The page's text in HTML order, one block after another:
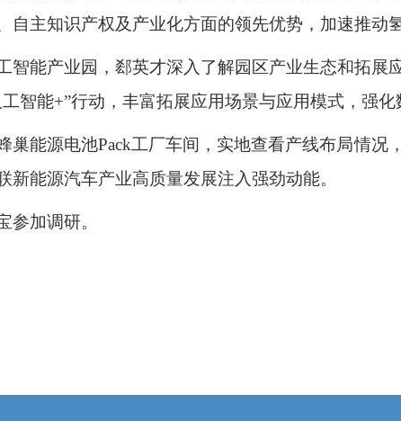
自主知识产权及产业化方面的领先优势，加速推动
智能产业园，郄英才深入了解园区产业生态和拓
智能+”行动，丰富拓展应用场景与应用模式，强
巢能源电池Pack工厂车间，实地查看产线布局情
新能源汽车产业高质量发展注入强劲动能。
参加调研。